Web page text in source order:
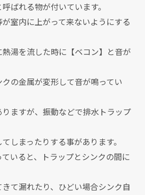
ばれる物が付いています。
室内に上がって来ないようにする
湯を流した時に【ベコン】と音が
の金属が変形して音が鳴ってい
ますが、振動などで排水トラップ
しまったりする事があります。
いると、トラップとシンクの間に
て漏れたり、ひどい場合シンク自